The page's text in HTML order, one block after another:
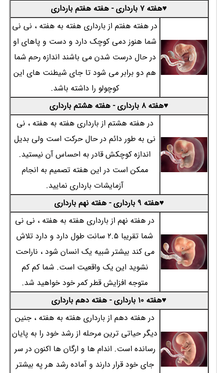
♥هفته 7 بارداری - هفته هفتم بارداری
در هفته هفتم از بارداری هفته به هفته ، نی نی
شما هنوز دمی کوچک دارد و دست و پاهای او
در حال درست شدن می باشند اندازه رحم شما
هم دو برابر می شود تا جای شیطنت های این
کوچولو را داشته باشد.
♥هفته 8 بارداری - هفته هشتم بارداری
در هفته هشتم از بارداری هفته به هفته ، نی
نی به طور دائم در حال حرکت است ولی بدیل
اندازه کوچکش قادر به احساس آن نیستید.
ممکن است در این هفته تصمیم به انجام
آزمایشات بارداری نمایید.
♥هفته 9 بارداری - هفته نهم بارداری
در هفته نهم از بارداری هفته به هفته ، نی نی
شما تقریبا 2.5 سانت طول دارد و دارد تلاش
می کند بیشتر شبیه یک انسان شود ، ناراحت
نشوید این یک واقعیت است. شما کم کم
متوجه افزایش قطر کمر خود خواهید شد.
♥هفته 10 بارداری - هفته دهم بارداری
در هفته دهم از بارداری هفته به هفته ، جنین
دیگر حیاتی ترین مرحله از رشد خود را به پایان
رسانده است. اندام ها و ارگان ها اکنون در سر
جای خود قرار دارند و آماده رشد هر په بیشتر